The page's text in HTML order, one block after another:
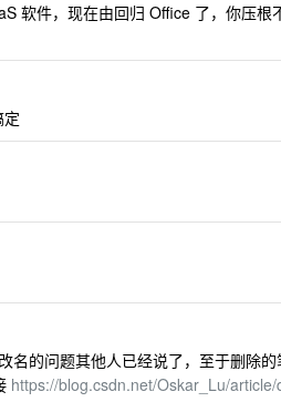
软件，现在由回归 Office 了，你压根
的问题其他人已经说了，至于删除的
https://blog.csdn.net/Oskar_Lu/